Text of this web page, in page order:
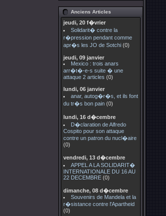
Anciens Articles
jeudi, 20 f�vrier
Solidarit� contre la
r�pression pendant comme
apr�s les JO de Sotchi (0)
jeudi, 09 janvier
Mexico : trois anars
arr�t�-e-s suite � une
attaque 2 articles (0)
lundi, 06 janvier
anar, autog�r�s, et ils font
du tr�s bon pain (0)
lundi, 16 d�cembre
D�claration de Alfredo
Cospito pour son attaque
contre un patron du nucl�aire
(0)
vendredi, 13 d�cembre
APPEL A LA SOLIDARIT�
INTERNATIONALE DU 16 AU
22 DECEMBRE (0)
dimanche, 08 d�cembre
Souvenirs de Mandela et la
r�sistance contre l'Apartheid
(0)